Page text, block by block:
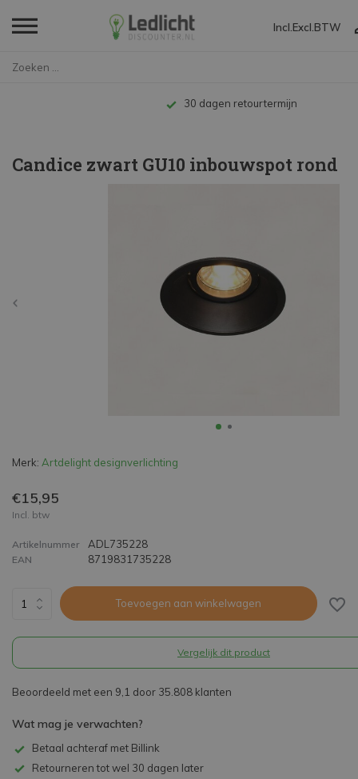
Incl. Excl. BTW
Tot 10 jaar garantie
Candice zwart GU10 inbouwspot rond
Merk: Artdelight designverlichting
€15,95
Incl. btw
Artikelnummer ADL735228
EAN 8719831735228
Toevoegen aan winkelwagen
Vergelijk dit product
Beoordeeld met een 9,1 door 35.808 klanten
Wat mag je verwachten?
Betaal achteraf met Billink
Retourneren tot wel 30 dagen later